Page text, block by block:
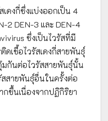
เดงกี่ซึ่งแบ่งออกเป็น 4
2 DEN-3 และ DEN-4
ซึ่งเป็นไวรัสที่มี
ดเชื้อไวรัสเดงกี่สายพันธุ์
มกันต่อไวรัสสายพันธุ์นั้น
สายพันธุ์อื่นในครั้งต่อ
กขึ้นเนื่องจากปฏิกิริยา